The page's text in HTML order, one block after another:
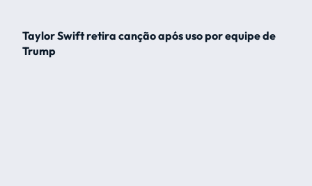
Taylor Swift retira canção após uso por equipe de
Trump